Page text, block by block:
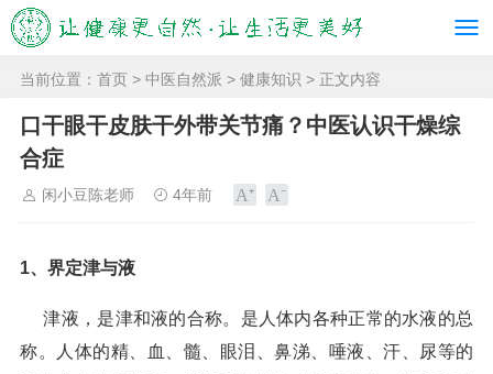
当前位置： 首页 > 中医自然派 > 健康知识 > 正文内容
口干眼干皮肤干外带关节痛？中医认识干燥综
合症
闲小豆陈老师 4年前
1、界定津与液
津液，是津和液的合称。是人体内各种正常的水液的总
称。人体的精、血、髓、眼泪、鼻涕、唾液、汗、尿等的